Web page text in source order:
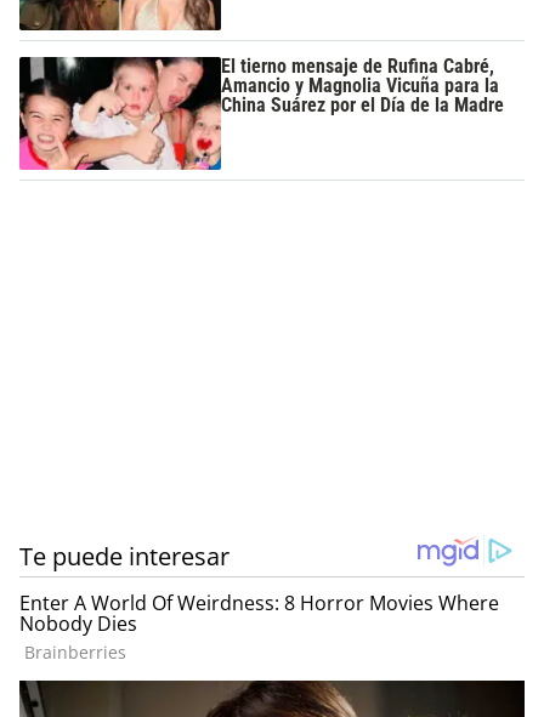
El tierno mensaje de Rufina Cabré,
Amancio y Magnolia Vicuña para la
China Suárez por el Día de la Madre